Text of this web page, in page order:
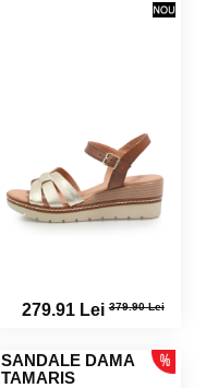
279.91 Lei379.90 Lei
SANDALE DAMA
TAMARIS